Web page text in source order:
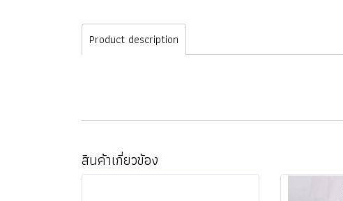
Product description
สินค้าเกี่ยวข้อง